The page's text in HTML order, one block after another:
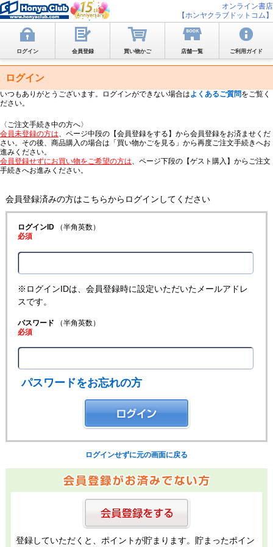
オンライン書店
【ホンヤクラブドットコム】
ログイン 会員登録 買い物かご 店舗一覧 ご利用ガイド
ログイン
いつもありがとうございます。ログインができない場合はよくあるご質問をご覧く
ださい。
〈ご注文手続き中の方へ〉
会員未登録の方は、ページ中段の【会員登録をする】から会員登録をお済ませくだ
さい。その後、商品購入の場合は「買い物かごを見る」から再度ご注文手続きへお
進みください。
会員登録せずにお買い物をご希望の方は、ページ下段の【ゲスト購入】からご注文
手続きへお進みください。
会員登録済みの方はこちらからログインしてください
ログインID（半角英数）
必須
※ログインIDは、会員登録時に設定いただいたメールアドレ
スです。
パスワード （半角英数）
必須
パスワードをお忘れの方
ログインせずに元の画面に戻る
登録していただくと、ポイントが貯まります。貯まったポイン